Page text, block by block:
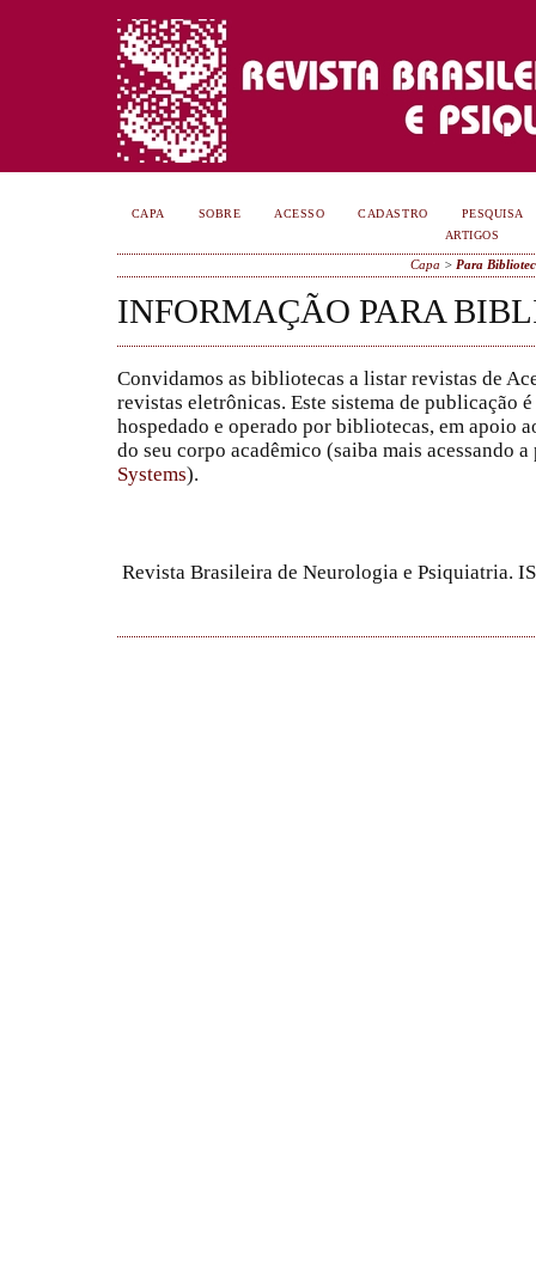
CAPA SOBRE ACESSO CADASTRO
PESQUISA
ARTIGOS
Capa > Para
INFORMAÇÃO PARA
Convidamos as bibliotecas a listar revistas de
revistas eletrônicas. Este sistema de publicação
hospedado e operado por bibliotecas, em apoio
do seu corpo acadêmico (saiba mais acessando
Systems).
Revista Brasileira de Neurologia e Psiquiatria.